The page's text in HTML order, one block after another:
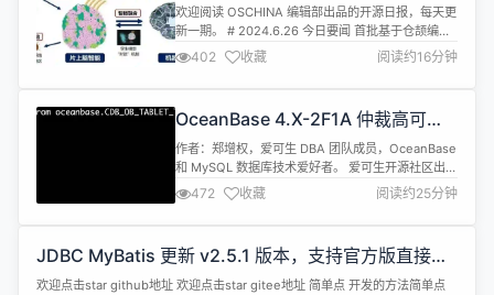
型；PG开发者年薪比MySQL的高；
我做了一个AI搜索引擎；OpenAI终
止对中国提供服务影响有多大？
欢迎阅读 OSCHINA 编辑部出品的开源日报，每天更
新一期。 # 2024.6.26 今日要闻 首批基于仓颉编程
语言的高性能图像处理算法库发布 复旦大学工研院认
知与智能技术实验室（CITLab）领衔的研发团队与
华为仓颉编程语言团队建立了的长期合作关系，早在
用前景。 经过调研，团队发现仓颉语言生态还缺少图
像处理算...
402 收藏 阅读约16分钟
OceanBase 4.X-2F1A 仲裁高可用
方案初探
作者：郑增权，爱可生 DBA 团队成员，OceanBase
和 MySQL 数据库技术爱好者。 爱可生开源社区出
品，原创内容未经授权不得随意使用，转载请联系小
编并注明来源。 本文约 1500 字，预计阅读需要 5
分钟。 背景 对于分布式数据库来说，当多个数据副
隔离），可以通过集群之外的仲裁服务来参与变更决
策（选...
472 收藏 阅读约25分钟
JDBC MyBatis 更新 v2.5.1 版本，支持官方版直接扩
展动态 SQL 能力
欢迎点击star github地址 欢迎点击star gitee地址 简单点 开发的方法简单点